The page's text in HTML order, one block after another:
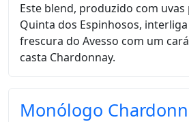
Este blend, produzido com
Quinta dos Espinhosos, interliga
frescura do Avesso com um
casta Chardonnay.
Monólogo